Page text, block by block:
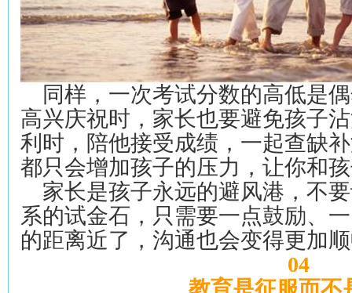
同样，一次考试分数的高低是
高兴庆祝时，家长也要避免孩子
利时，陪他接受成绩，一起查缺
都只会增加孩子的压力，让你和
家长是孩子永远的避风港，不
系的试金石，只需要一点鼓励、
的距离近了，沟通也会变得更加
04